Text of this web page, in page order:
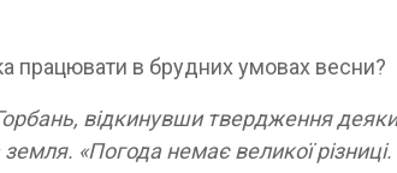
працювати в брудних умовах весни?
відкинувши твердження
земля. «Погода немає великої